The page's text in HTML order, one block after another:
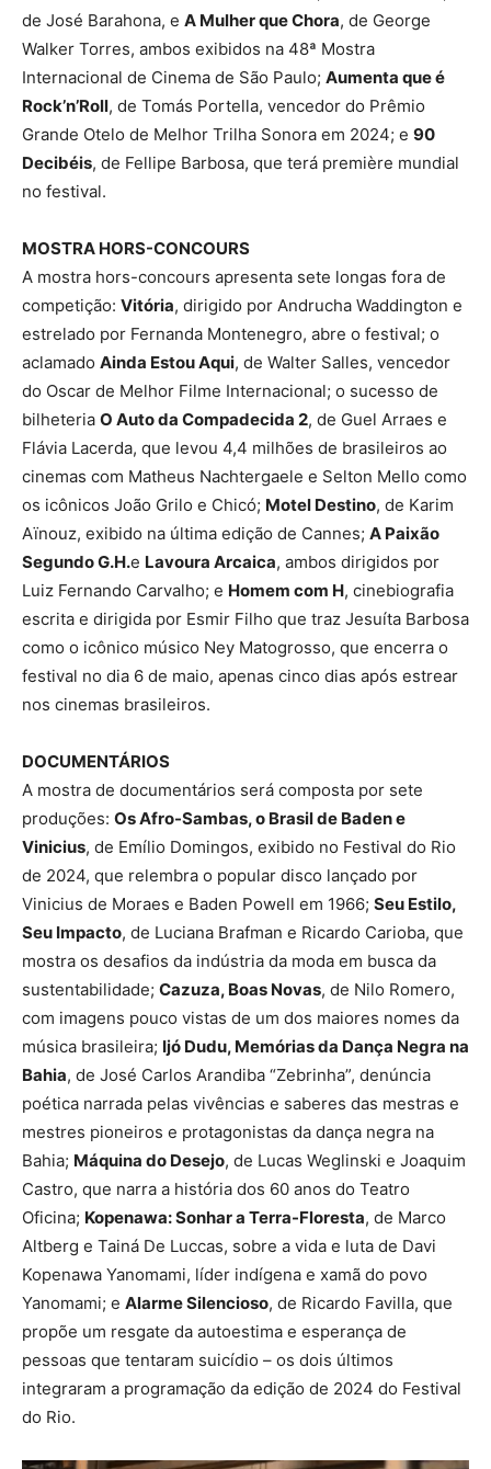
de José Barahona, e A Mulher que Chora, de George
Walker Torres, ambos exibidos na 48ª Mostra
Internacional de Cinema de São Paulo; Aumenta que é
Rock’n’Roll, de Tomás Portella, vencedor do Prêmio
Grande Otelo de Melhor Trilha Sonora em 2024; e 90
Decibéis, de Fellipe Barbosa, que terá première mundial
no festival.
MOSTRA HORS-CONCOURS
A mostra hors-concours apresenta sete longas fora de
competição: Vitória, dirigido por Andrucha Waddington e
estrelado por Fernanda Montenegro, abre o festival; o
aclamado Ainda Estou Aqui, de Walter Salles, vencedor
do Oscar de Melhor Filme Internacional; o sucesso de
bilheteria O Auto da Compadecida 2, de Guel Arraes e
Flávia Lacerda, que levou 4,4 milhões de brasileiros ao
cinemas com Matheus Nachtergaele e Selton Mello como
os icônicos João Grilo e Chicó; Motel Destino, de Karim
Aïnouz, exibido na última edição de Cannes; A Paixão
Segundo G.H.e Lavoura Arcaica, ambos dirigidos por
Luiz Fernando Carvalho; e Homem com H, cinebiografia
escrita e dirigida por Esmir Filho que traz Jesuíta Barbosa
como o icônico músico Ney Matogrosso, que encerra o
festival no dia 6 de maio, apenas cinco dias após estrear
nos cinemas brasileiros.
DOCUMENTÁRIOS
A mostra de documentários será composta por sete
produções: Os Afro-Sambas, o Brasil de Baden e
Vinicius, de Emílio Domingos, exibido no Festival do Rio
de 2024, que relembra o popular disco lançado por
Vinicius de Moraes e Baden Powell em 1966; Seu Estilo,
Seu Impacto, de Luciana Brafman e Ricardo Carioba, que
mostra os desafios da indústria da moda em busca da
sustentabilidade; Cazuza, Boas Novas, de Nilo Romero,
com imagens pouco vistas de um dos maiores nomes da
música brasileira; Ijó Dudu, Memórias da Dança Negra na
Bahia, de José Carlos Arandiba “Zebrinha”, denúncia
poética narrada pelas vivências e saberes das mestras e
mestres pioneiros e protagonistas da dança negra na
Bahia; Máquina do Desejo, de Lucas Weglinski e Joaquim
Castro, que narra a história dos 60 anos do Teatro
Oficina; Kopenawa: Sonhar a Terra-Floresta, de Marco
Altberg e Tainá De Luccas, sobre a vida e luta de Davi
Kopenawa Yanomami, líder indígena e xamã do povo
Yanomami; e Alarme Silencioso, de Ricardo Favilla, que
propõe um resgate da autoestima e esperança de
pessoas que tentaram suicídio – os dois últimos
integraram a programação da edição de 2024 do Festival
do Rio.